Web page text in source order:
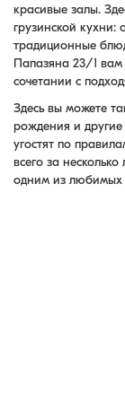
красивые залы.
грузинской кухни:
традиционные
Папазяна 23/1
сочетании с
Здесь вы можете
рождения и другие
угостят по
всего за несколько
одним из любимых